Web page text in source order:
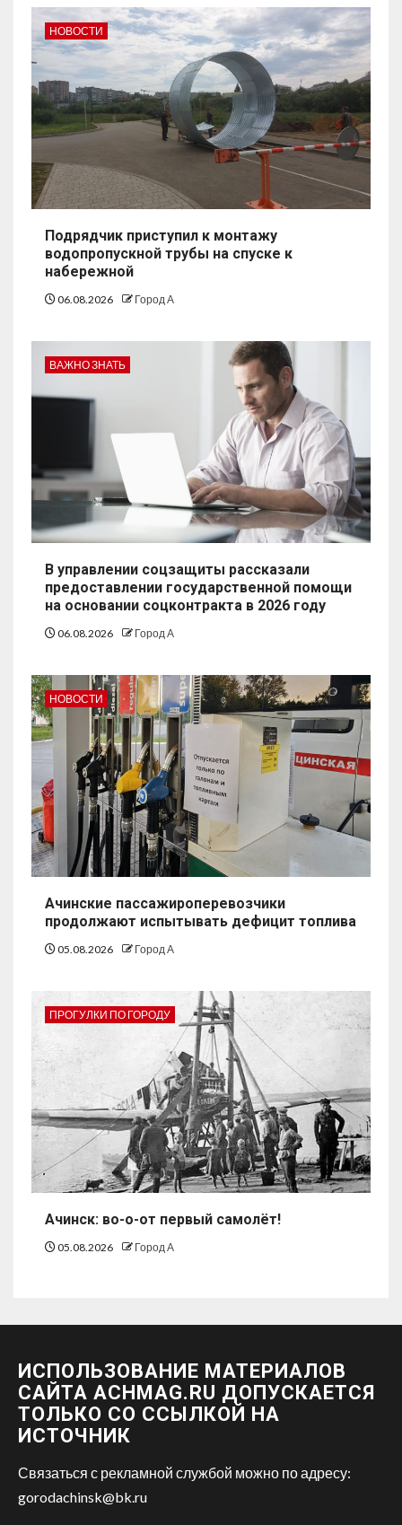
НОВОСТИ
Подрядчик приступил к монтажу
водопропускной трубы на спуске к
набережной
06.08.2026 Город А
ВАЖНО ЗНАТЬ
В управлении соцзащиты рассказали
предоставлении государственной помощи
на основании соцконтракта в 2026 году
06.08.2026 Город А
НОВОСТИ
Ачинские пассажироперевозчики
продолжают испытывать дефицит топлива
05.08.2026 Город А
ПРОГУЛКИ ПО ГОРОДУ
Ачинск: во-о-от первый самолёт!
05.08.2026 Город А
ИСПОЛЬЗОВАНИЕ МАТЕРИАЛОВ
САЙТА ACHMAG.RU ДОПУСКАЕТСЯ
ТОЛЬКО СО ССЫЛКОЙ НА
ИСТОЧНИК
Связаться с рекламной службой можно по адресу:
gorodachinsk@bk.ru